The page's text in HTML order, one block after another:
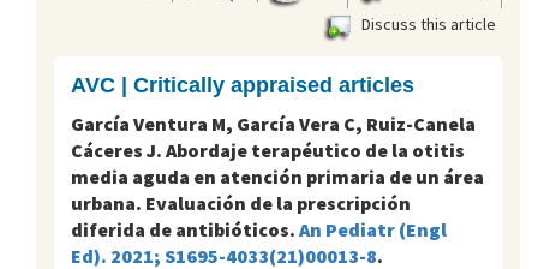
Discuss this article
AVC | Critically appraised articles
García Ventura M, García Vera C, Ruiz-Canela
Cáceres J. Abordaje terapéutico de la otitis
media aguda en atención primaria de un área
urbana. Evaluación de la prescripción
diferida de antibióticos. An Pediatr (Engl
Ed). 2021; S1695-4033(21)00013-8.